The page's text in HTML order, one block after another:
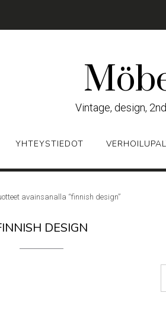
Vintage, design,
YHTEYSTIEDOT
avainsanalla “finnish design”
DESIGN